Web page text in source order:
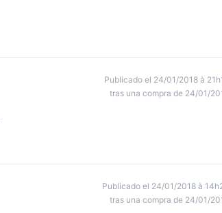
Publicado el 24/01/2018 à
tras una compra de 24/01/
Publicado el 24/01/2018 à
tras una compra de 24/01/